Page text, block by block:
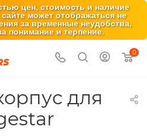
цен, стоимость и наличие
может отображаться не
за временные неудобства,
понимание и терпение.
0
для